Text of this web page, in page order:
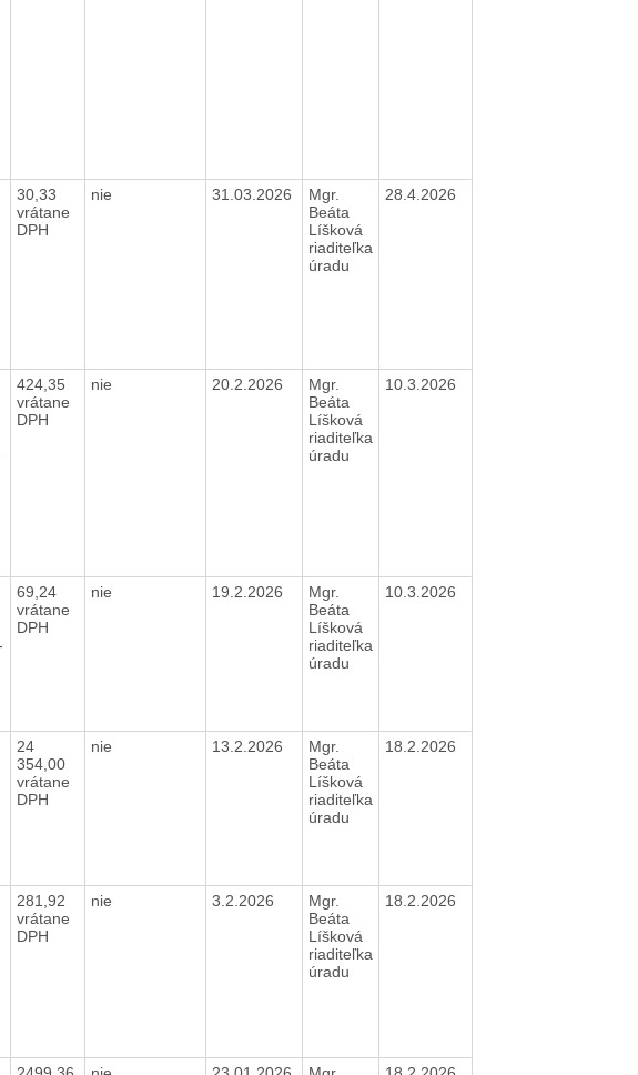
30,33
vrátane
DPH
nie 31.03.2026
Mgr.
Beáta
Líšková
riaditeľka
úradu
28.4.2026
424,35
vrátane
DPH
nie 20.2.2026
Mgr.
Beáta
Líšková
riaditeľka
úradu
10.3.2026
69,24
vrátane
DPH
nie 19.2.2026
Mgr.
Beáta
Líšková
riaditeľka
úradu
10.3.2026
24
354,00
vrátane
DPH
nie 13.2.2026
Mgr.
Beáta
Líšková
riaditeľka
úradu
18.2.2026
281,92
vrátane
DPH
nie 3.2.2026
Mgr.
Beáta
Líšková
riaditeľka
úradu
18.2.2026